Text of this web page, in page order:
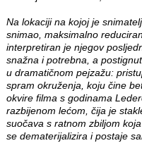
Na lokaciji na kojoj je
snimao, maksimalno
interpretiran je njegov
snažna i potrebna, a
u dramatičnom pejzažu:
spram okruženja, koju čine
okvire filma s godinama
razbijenom lećom, čija je
suočava s ratnom zbiljom
se dematerijalizira i postaje